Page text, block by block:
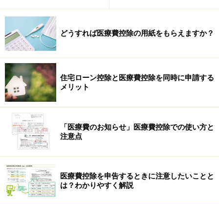
かわりなく一律20％（※）と決まっています。複数の会
社で口座を持ちFX取引をしている場合は、1年間のそれ
ぞれの利益や損失を通算した正味の利益に対して税金が
かかります。日経平均先物やオプション、商品先物取引
をしている場合も、FXと損益の通算をすることができま
す。
※所得税額に対して復興特別所得税として2.1％が課税さ
れます
損失が出た場合には、確定申告の義務はありませんが、
申告することで3年間損失を繰り越すことができます。1
年目の損失を2年目や3年目の利益から差し引くことがで
き、結果として2年目3年目の税金を少なくする効果があ
どうすれば医療費控除の用紙をもらえますか？
住宅ローン控除と医療費控除を同時に申請する
メリット
「医療費のお知らせ」医療費控除での使い方と
注意点
医療費控除を申告するときに注意したいことと
は？わかりやすく解説